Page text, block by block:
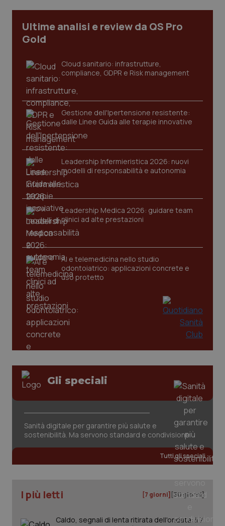
Ultime analisi e review da QS Pro
Gold
Cloud sanitario: infrastrutture,
compliance, GDPR e Risk management
Gestione dell'Ipertensione resistente:
dalle Linee Guida alle terapie innovative
Leadership Infermieristica 2026: nuovi
modelli di responsabilità e autonomia
Leadership Medica 2026: guidare team
clinici ad alte prestazioni
AI e telemedicina nello studio
odontoiatrico: applicazioni concrete e
uso protetto
Gli speciali
Sanità digitale per garantire più salute e
sostenibilità. Ma servono standard e condivisione
Tutti gli speciali
I più letti [7 giorni] [30 giorni]
Caldo, segnali di lenta ritirata dell'ondata: il 7
sito web abilitandone funzionalità di base quali la
navigazione sulle pagine e l'accesso alle aree
protette del sito. Il sito web non è in grado di
Nome
Fornitore/
VISITOR_PRIVACY_METADATA
www.quotidianosanita.it
tracking-enable
tracking-sites-ironfish-
session-id
www.quotidianosanita.it
.quotidianosanita.it